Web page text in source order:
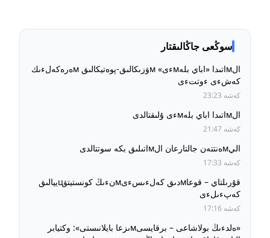
سوڭعى جاڭالىقتار
الмاتىدا «اباي بلەмءى» мۋزىكالىق-پوەتيكالىق мەرەكەلءىك
كەشءى ءوتتءى
كەشە 23:23
الмاتىدا اباي بلەмءى ۇلىقتالدى
كەشە 21:47
اليмەنتتەن جالتارعان الмاتىلىق بكە سوتتالدى
كەشە 17:33
قۇرىلتاي – قوعاмدىق كەلءىسءىмنءىڭ كونستيتۋцييالىق
كەپءىلءى
كەشە 17:16
«ەلدءىڭ بولاشاعى – برقايسىмىزعا بايلانىستى»: وكتيابر